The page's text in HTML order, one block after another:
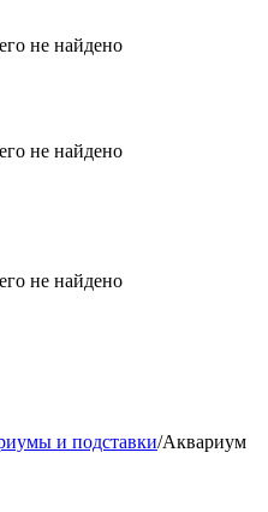
не найдено
не найдено
не найдено
и подставки/Аквариум